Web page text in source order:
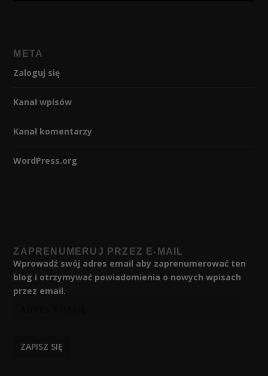
META
Zaloguj się
Kanał wpisów
Kanał komentarzy
WordPress.org
ZAPRENUMERUJ PRZEZ E-MAIL
Wprowadź swój adres email aby zaprenumerować ten
blog i otrzymywać powiadomienia o nowych wpisach
przez email.
ZAPISZ SIĘ